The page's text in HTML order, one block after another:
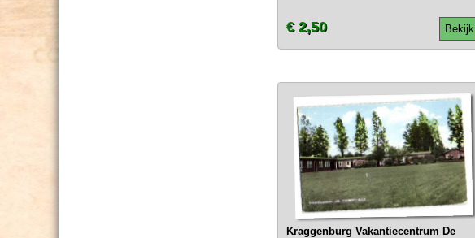
Bekijk
€ 2,50
Kraggenburg Vakantiecentrum De